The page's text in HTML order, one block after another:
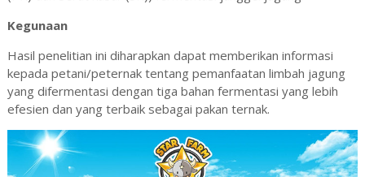
Kegunaan
Hasil penelitian ini diharapkan dapat memberikan informasi
kepada petani/peternak tentang pemanfaatan limbah jagung
yang difermentasi dengan tiga bahan fermentasi yang lebih
efesien dan yang terbaik sebagai pakan ternak.